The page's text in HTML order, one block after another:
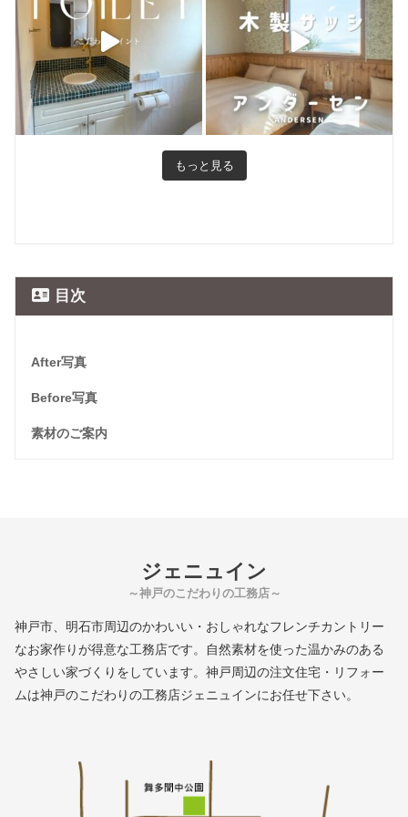
もっと見る
目次
After写真
Before写真
素材のご案内
ジェニュイン
～神戸のこだわりの工務店～
神戸市、明石市周辺のかわいい・おしゃれなフレンチカントリー
なお家作りが得意な工務店です。自然素材を使った温かみのある
やさしい家づくりをしています。神戸周辺の注文住宅・リフォー
ムは神戸のこだわりの工務店ジェニュインにお任せ下さい。